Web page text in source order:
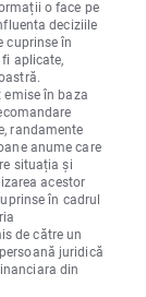
o face pe
deciziile
cuprinse în
aplicate,
în baza
randamente
anume care
situația și
acestor
în cadrul
de către un
juridică
din